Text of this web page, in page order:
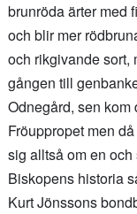
brunröda ärter med
och blir mer
och rikgivande sort,
gången till
Odnegård, sen
Fröuppropet men
sig alltså om en
Biskopens historia
Kurt Jönssons